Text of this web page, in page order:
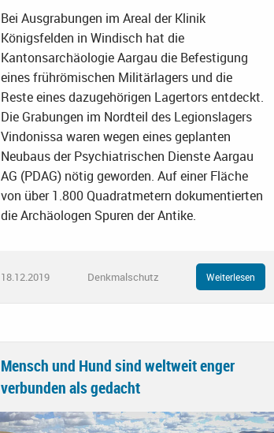
Bei Ausgrabungen im Areal der Klinik
Königsfelden in Windisch hat die
Kantonsarchäologie Aargau die Befestigung
eines frührömischen Militärlagers und die
Reste eines dazugehörigen Lagertors entdeckt.
Die Grabungen im Nordteil des Legionslagers
Vindonissa waren wegen eines geplanten
Neubaus der Psychiatrischen Dienste Aargau
AG (PDAG) nötig geworden. Auf einer Fläche
von über 1.800 Quadratmetern dokumentierten
die Archäologen Spuren der Antike.
18.12.2019 Denkmalschutz Weiterlesen
Mensch und Hund sind weltweit enger
verbunden als gedacht